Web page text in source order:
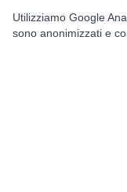
Utilizziamo Google
sono anonimizzati e